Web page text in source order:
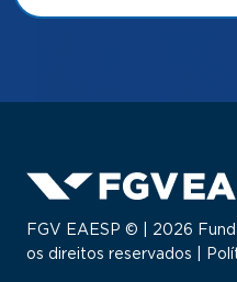
FGV EAESP © | 2026
os direitos reservados |